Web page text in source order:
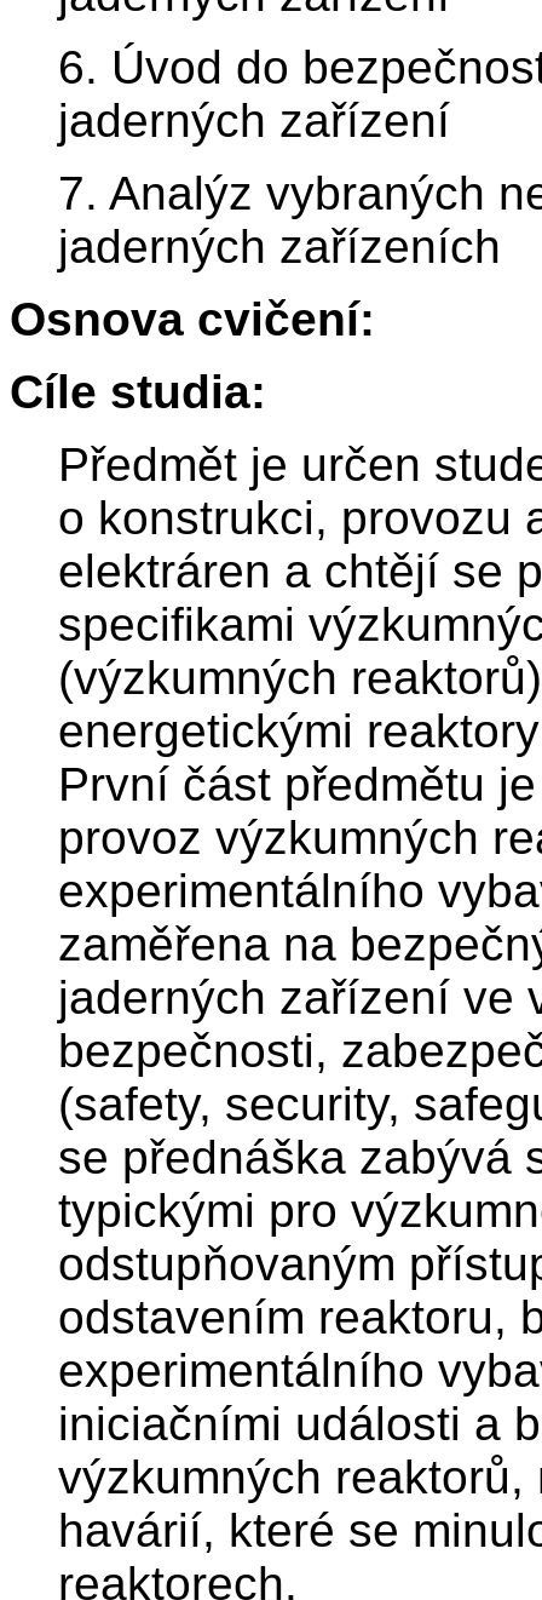
6. Úvod do
jaderných zařízení
7. Analýz vybraných
jaderných zařízeních
Osnova cvičení:
Cíle studia:
Předmět je určen
o konstrukci, provozu
elektráren a chtějí se
specifikami
(výzkumných
energetickými
První část předmětu
provoz výzkumných
experimentálního
zaměřena na
jaderných zařízení ve
bezpečnosti,
(safety, security,
se přednáška zabývá
typickými pro
odstupňovaným
odstavením reaktoru,
experimentálního
iniciačními události a
výzkumných
havárií, které se
reaktorech.